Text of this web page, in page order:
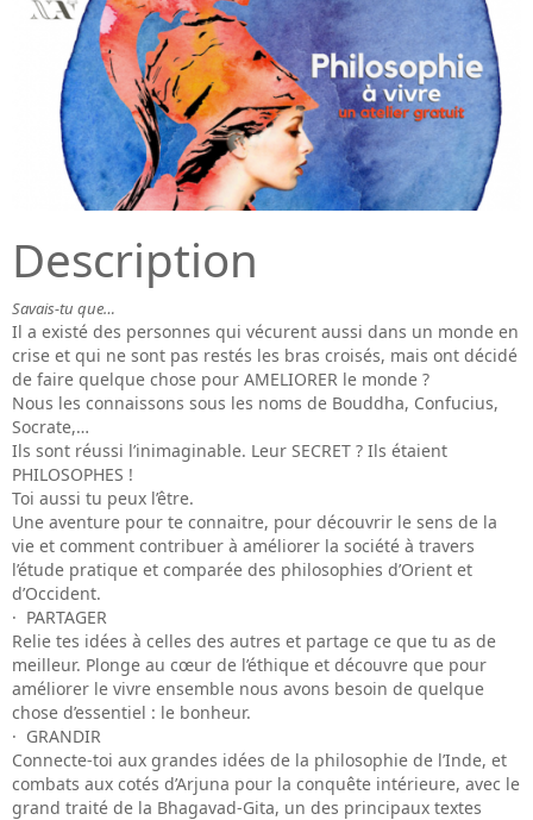
Description
Savais-tu que…
Il a existé des personnes qui vécurent aussi dans un monde en
crise et qui ne sont pas restés les bras croisés, mais ont décidé
de faire quelque chose pour AMELIORER le monde ?
Nous les connaissons sous les noms de Bouddha, Confucius,
Socrate,…
Ils sont réussi l’inimaginable. Leur SECRET ? Ils étaient
PHILOSOPHES !
Toi aussi tu peux l’être.
Une aventure pour te connaitre, pour découvrir le sens de la
vie et comment contribuer à améliorer la société à travers
l’étude pratique et comparée des philosophies d’Orient et
d’Occident.
· PARTAGER
Relie tes idées à celles des autres et partage ce que tu as de
meilleur. Plonge au cœur de l’éthique et découvre que pour
améliorer le vivre ensemble nous avons besoin de quelque
chose d’essentiel : le bonheur.
· GRANDIR
Connecte-toi aux grandes idées de la philosophie de l’Inde, et
combats aux cotés d’Arjuna pour la conquête intérieure, avec le
grand traité de la Bhagavad-Gita, un des principaux textes